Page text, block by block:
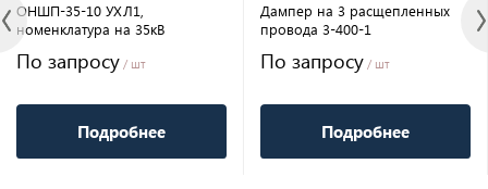
ОНШП-35-10 УХЛ1,
номенклатура на 35кВ
По запросу / шт
Подробнее
Дампер на 3 расщепленных
провода 3-400-1
По запросу / шт
Подробнее